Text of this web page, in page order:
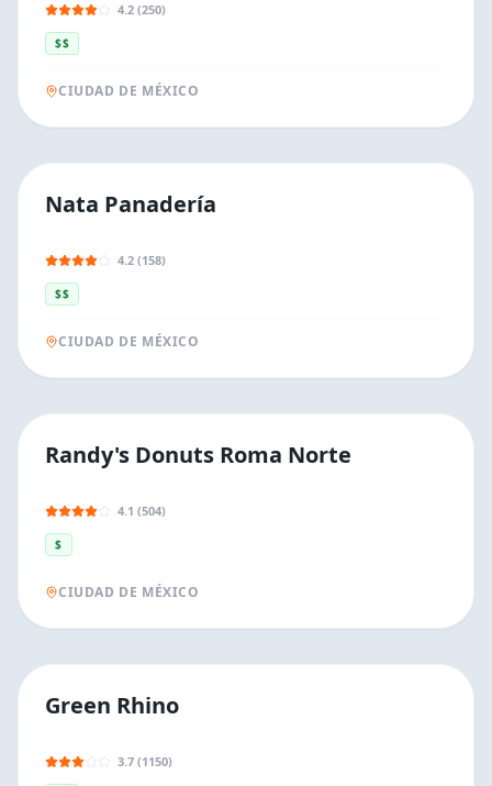
4.2 (250)
$$
CIUDAD DE MÉXICO
Nata Panadería
4.2 (158)
$$
CIUDAD DE MÉXICO
Randy's Donuts Roma Norte
4.1 (504)
$
CIUDAD DE MÉXICO
Green Rhino
3.7 (1150)